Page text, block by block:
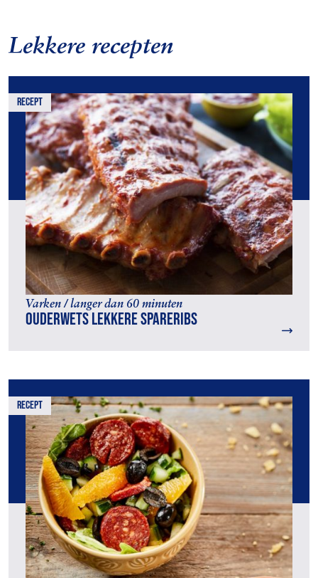
Lekkere recepten
recept
Varken / langer dan 60 minuten
Ouderwets lekkere spareribs
recept